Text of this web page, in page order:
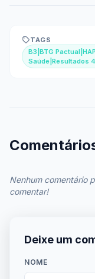
TAGS
B3|BTG
Saúde|Resultados
Nenhum comentário
comentar!
Deixe um
NOME